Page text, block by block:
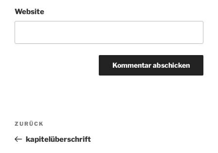
Website
Beitragsnavigation
Vorheriger
Beitrag
ZURÜCK
kapitelüberschrift